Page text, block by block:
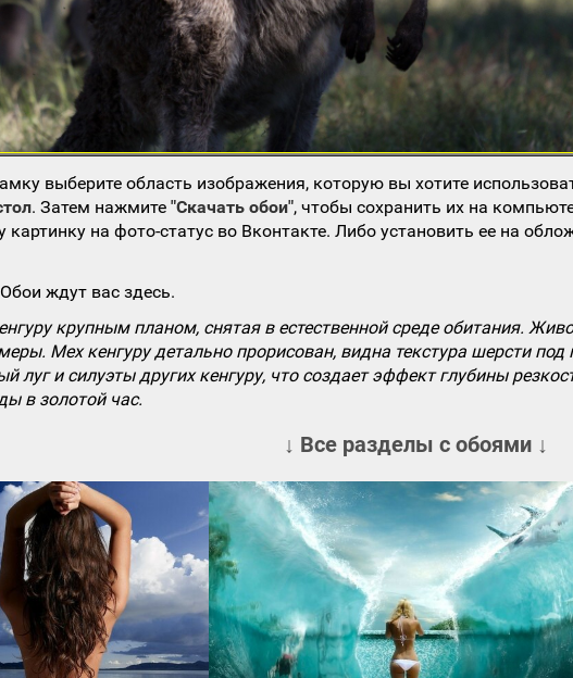
выберите область изображения, которую вы хотите
. Затем нажмите"Скачать обои", чтобы сохранить их на
на фото-статус во Вконтакте. Либо установить ее на
ждут вас здесь.
крупным планом, снятая в естественной среде обитания.
Мех кенгуру детально прорисован, видна текстура шерсти
луг и силуэты других кенгуру, что создает эффект глубины
в золотой час.
↓ Все разделы с обоями ↓